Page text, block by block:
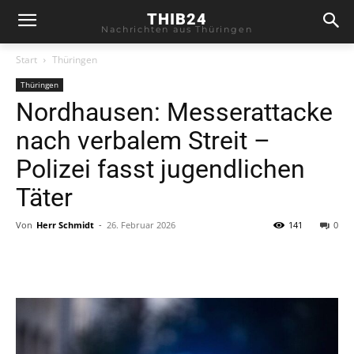
THIB24
Nachrichten aus Thüringen
Start Thüringen
Thüringen
Nordhausen: Messerattacke
nach verbalem Streit –
Polizei fasst jugendlichen
Täter
Von Herr Schmidt - 26. Februar 2026 0
141